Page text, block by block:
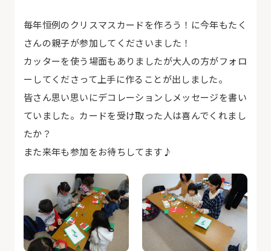
毎年恒例のクリスマスカードを作ろう！に今年もたく
さんの親子が参加してくださいました！
カッターを使う場面もありましたが大人の方がフォロ
ーしてくださって上手に作ることが出しました。
皆さん思い思いにデコレーションしメッセージを書い
ていました。カードを受け取った人は喜んでくれまし
たか？
また来年も参加をお待ちしてます♪